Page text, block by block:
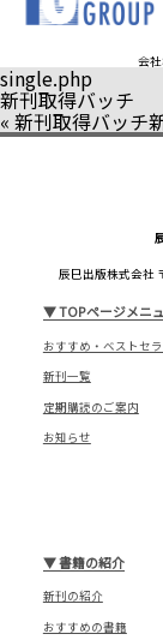
会
single.php
新刊取得バッチ
« 新刊取得バッチ
辰巳出版株式会社
▼TOPページメニ
おすすめ・ベストセ
新刊一覧
定期購読のご案内
お知らせ
▼書籍の紹介
新刊の紹介
おすすめの書籍